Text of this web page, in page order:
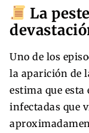
La
Uno de los
la aparición de
estima que
infectadas que